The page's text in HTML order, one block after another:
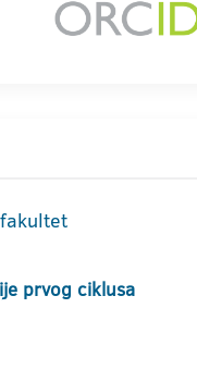
prvog ciklusa